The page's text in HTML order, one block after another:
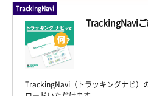
TrackingNavi
TrackingNaviご
TrackingNavi（トラッキングナビ）